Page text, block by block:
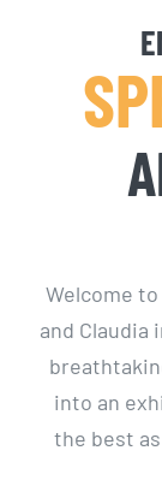
Welcome
and Claudia
into an
the best